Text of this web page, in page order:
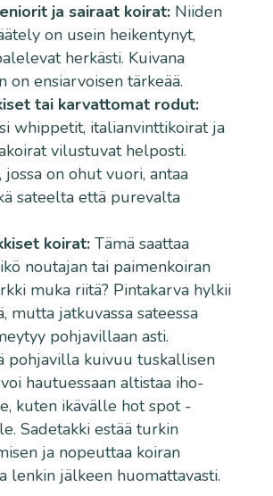
ja sairaat koirat:Niiden
on usein heikentynyt,
herkästi. Kuivana
on ensiarvoisen tärkeää.
tai karvattomat rodut:
whippetit, italianvinttikoirat ja
vilustuvat helposti.
jossa on ohut vuori, antaa
sateelta että purevalta
koirat:Tämä saattaa
noutajan tai paimenkoiran
muka riitä? Pintakarva hylkii
mutta jatkuvassa sateessa
pohjavillaan asti.
pohjavilla kuivuu tuskallisen
hautuessaan altistaa iho-
kuten ikävälle hot spot -
Sadetakki estää turkin
ja nopeuttaa koiran
lenkin jälkeen huomattavasti.